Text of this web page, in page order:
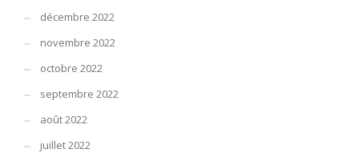
décembre 2022
novembre 2022
octobre 2022
septembre 2022
août 2022
juillet 2022